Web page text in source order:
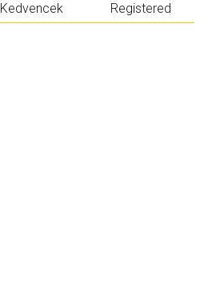
Kedvencek Registered